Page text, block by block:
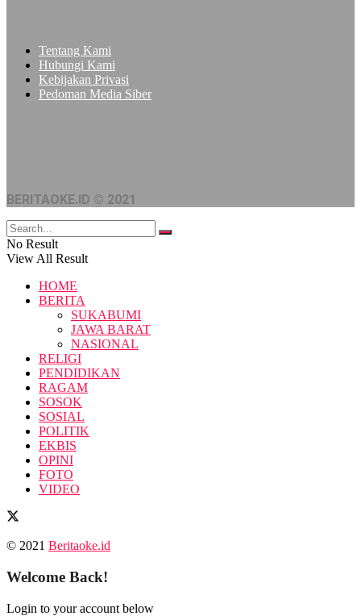
Tentang Kami
Hubungi Kami
Kebijakan Privasi
Pedoman Media Siber
BERITAOKE.ID © 2021
No Result
View All Result
HOME
BERITA
SUKABUMI
JAWA BARAT
NASIONAL
RELIGI
PENDIDIKAN
RAGAM
SOSOK
SOSIAL
POLITIK
EKBIS
OPINI
FOTO
VIDEO
© 2021 Beritaoke.id
Welcome Back!
Login to your account below